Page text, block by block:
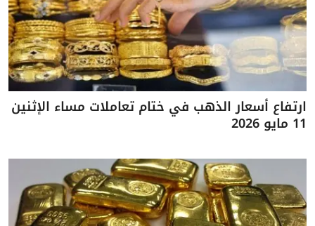
ارتفاع أسعار الذهب في ختام تعاملات مساء الإثنين
11 مايو 2026